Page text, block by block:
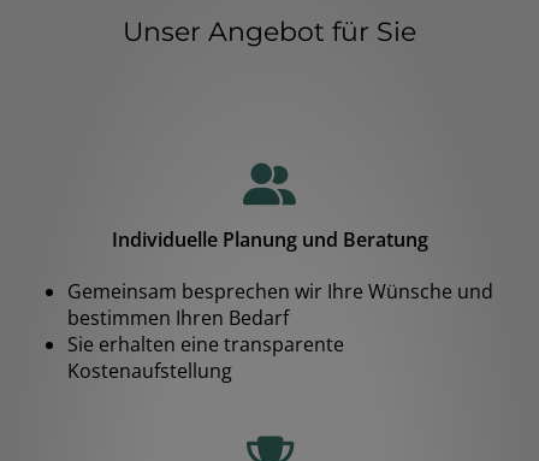
Unser Angebot für Sie
Individuelle Planung und Beratung
Gemeinsam besprechen wir Ihre Wünsche und
bestimmen Ihren Bedarf
Sie erhalten eine transparente
Kostenaufstellung